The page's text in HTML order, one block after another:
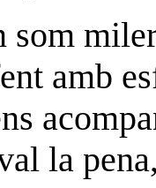
som
amb
la